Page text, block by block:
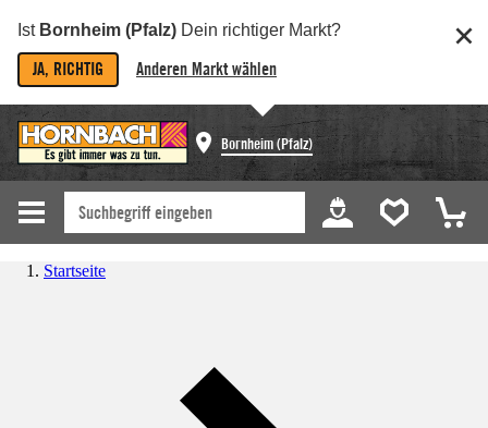
Ist Bornheim (Pfalz) Dein richtiger Markt?
JA, RICHTIG Anderen Markt wählen
Bornheim (Pfalz)
Startseite